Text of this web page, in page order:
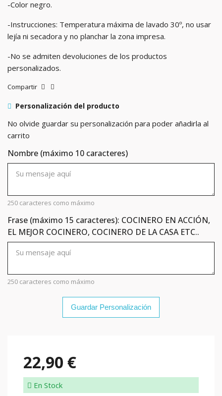
-Color negro.
-Instrucciones: Temperatura máxima de lavado 30º, no usar
lejía ni secadora y no planchar la zona impresa.
-No se admiten devoluciones de los productos
personalizados.
Compartir
Personalización del producto
No olvide guardar su personalización para poder añadirla al
carrito
Nombre (máximo 10 caracteres)
250 caracteres como máximo
Frase (máximo 15 caracteres): COCINERO EN ACCIÓN,
EL MEJOR COCINERO, COCINERO DE LA CASA ETC..
250 caracteres como máximo
Guardar Personalización
22,90 €
En Stock